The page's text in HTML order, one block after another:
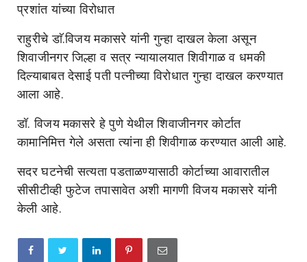
प्रशांत यांच्या विरोधात
राहुरीचे डाॅ.विजय मकासरे यांनी गुन्हा दाखल केला असून
शिवाजीनगर जिल्हा व सत्र न्यायालयात शिवीगाळ व धमकी
दिल्याबाबत देसाई पती पत्नीच्या विरोधात गुन्हा दाखल करण्यात
आला आहे.
डॉ. विजय मकासरे हे पुणे येथील शिवाजीनगर कोर्टात
कामानिमित्त गेले असता त्यांना ही शिवीगाळ करण्यात आली आहे.
सदर घटनेची सत्यता पडताळण्यासाठी कोर्टाच्या आवारातील
सीसीटीव्ही फुटेज तपासावेत अशी मागणी विजय मकासरे यांनी
केली आहे.